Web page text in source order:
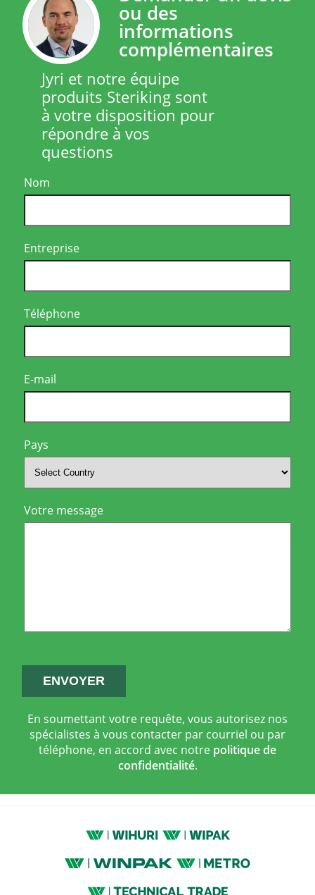
ou des
informations
complémentaires
Jyri et notre équipe
produits Steriking sont
à votre disposition pour
répondre à vos
questions
Nom
Entreprise
Téléphone
E-mail
Pays
Votre message
En soumettant votre requête, vous autorisez nos
spécialistes à vous contacter par courriel ou par
téléphone, en accord avec notre politique de
confidentialité.